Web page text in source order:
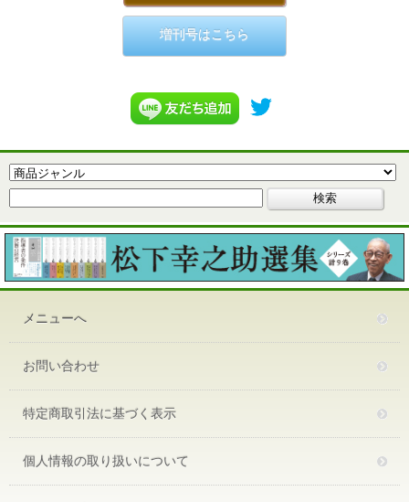
増刊号はこちら
メニューへ
お問い合わせ
特定商取引法に基づく表示
個人情報の取り扱いについて